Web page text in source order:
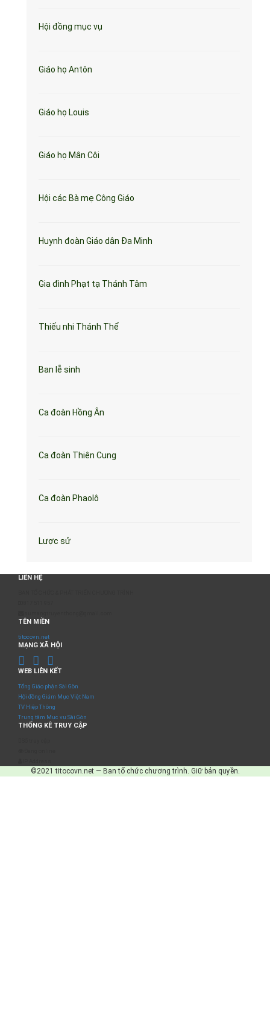
Hội đồng mục vụ
Giáo họ Antôn
Giáo họ Louis
Giáo họ Mân Côi
Hội các Bà mẹ Công Giáo
Huynh đoàn Giáo dân Đa Minh
Gia đình Phạt tạ Thánh Tâm
Thiếu nhi Thánh Thể
Ban lễ sinh
Ca đoàn Hồng Ân
Ca đoàn Thiên Cung
Ca đoàn Phaolô
Lược sử
LIÊN HỆ
TÊN MIỀN
titocovn.net
MẠNG XÃ HỘI
WEB LIÊN KẾT
Tổng Giáo phận Sài Gòn
Hội đồng Giám Mục Việt Nam
TV Hiệp Thông
Trung tâm Mục vụ Sài Gòn
THỐNG KÊ TRUY CẬP
©2021 titocovn.net — Ban tổ chức chương trình. Giữ bản quyền.